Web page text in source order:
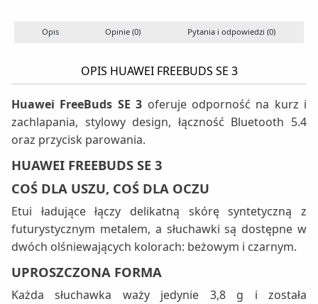
Opis Opinie (0) Pytania i odpowiedzi (0)
OPIS HUAWEI FREEBUDS SE 3
Huawei FreeBuds SE 3 oferuje odporność na kurz i
zachlapania, stylowy design, łączność Bluetooth 5.4
oraz przycisk parowania.
HUAWEI FREEBUDS SE 3
COŚ DLA USZU, COŚ DLA OCZU
Etui ładujące łączy delikatną skórę syntetyczną z
futurystycznym metalem, a słuchawki są dostępne w
dwóch olśniewających kolorach: beżowym i czarnym.
UPROSZCZONA FORMA
Każda słuchawka waży jedynie 3,8 g i została